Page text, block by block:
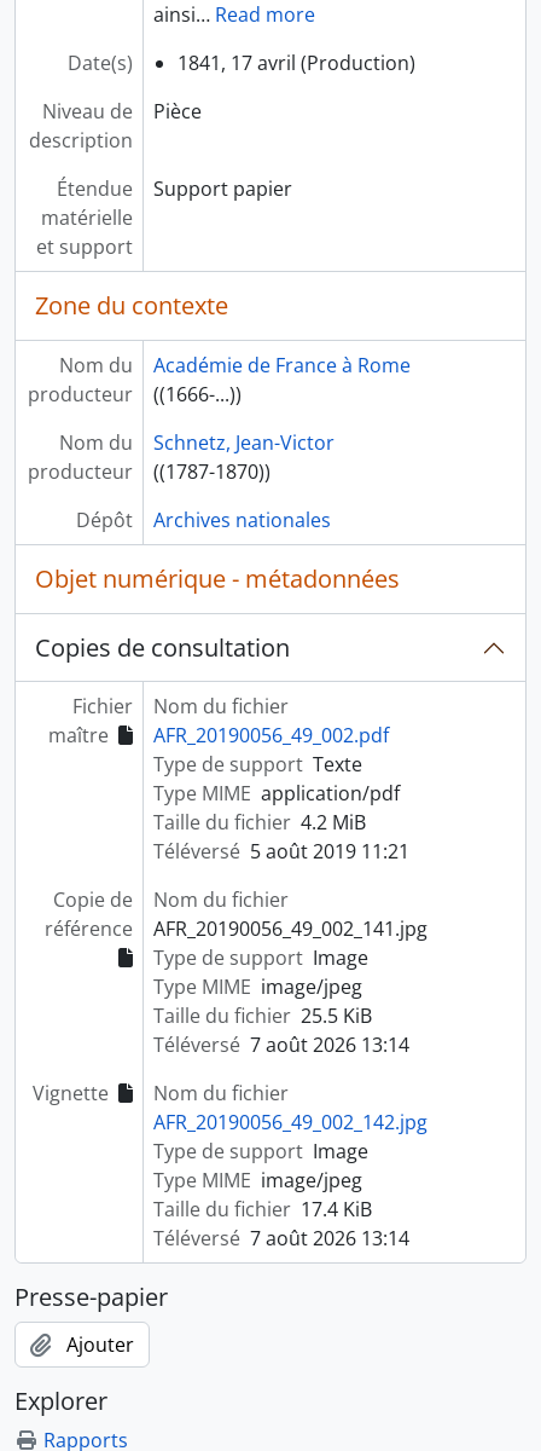
ainsi… Read more
Date(s)
1841, 17 avril (Production)
Niveau de
description
Pièce
Étendue
matérielle
et support
Support papier
Zone du contexte
Nom du
producteur
Académie de France à Rome
((1666-...))
Nom du
producteur
Schnetz, Jean-Victor
((1787-1870))
Dépôt
Archives nationales
Objet numérique - métadonnées
Copies de consultation
Fichier
maître
Nom du fichier
AFR_20190056_49_002.pdf
Type de support Texte
Type MIME application/pdf
Taille du fichier 4.2 MiB
Téléversé 5 août 2019 11:21
Copie de
référence
Nom du fichier
AFR_20190056_49_002_141.jpg
Type de support Image
Type MIME image/jpeg
Taille du fichier 25.5 KiB
Téléversé 7 août 2026 13:14
Vignette
Nom du fichier
AFR_20190056_49_002_142.jpg
Type de support Image
Type MIME image/jpeg
Taille du fichier 17.4 KiB
Téléversé 7 août 2026 13:14
Presse-papier
Ajouter
Explorer
Rapports